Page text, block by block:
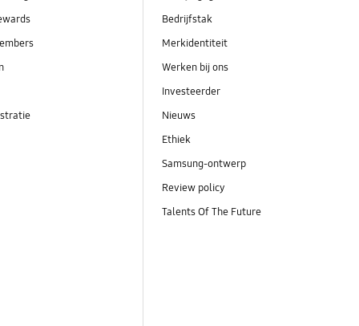
Bedrijfstak
Merkidentiteit
Werken bij ons
Investeerder
Nieuws
Ethiek
Samsung-ontwerp
Review policy
Talents Of The Future